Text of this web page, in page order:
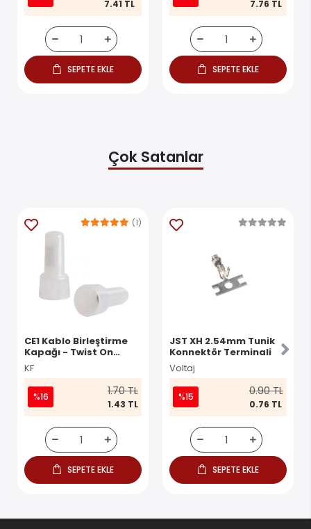
7.41 TL
SEPETE EKLE
7.76 TL
SEPETE EKLE
Çok Satanlar
CE1 Kablo Birleştirme
Kapağı - Twist On
Konnektör
KF
(1)
%16 1.70 TL
1.43 TL
SEPETE EKLE
JST XH 2.54mm Tunik
Konnektör Terminali
Voltaj
%15 0.90 TL
0.76 TL
SEPETE EKLE